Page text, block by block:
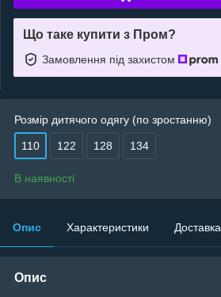
Що таке купити з Пром?
Замовлення під захистом
Розмір дитячого одягу (по зростанню)
110 122 128 134
В наявності
Опис Характеристики Доставка
Опис